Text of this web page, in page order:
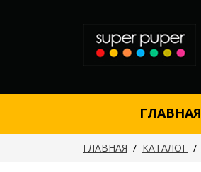
ГЛАВНАЯ
ГЛАВНАЯ / КАТАЛОГ /